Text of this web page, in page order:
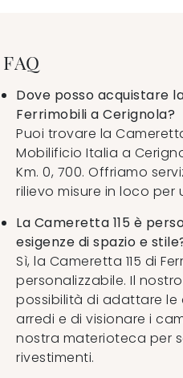
FAQ
Dove posso acquistare
Ferrimobili a Cerignola?
Puoi trovare la
Mobilificio Italia a
Km. 0, 700. Offriamo
rilievo misure in loco per
La Cameretta 115 è
esigenze di spazio e
Sì, la Cameretta 115 di
personalizzabile. Il
possibilità di adattare le
arredi e di visionare i
nostra materioteca per
rivestimenti.